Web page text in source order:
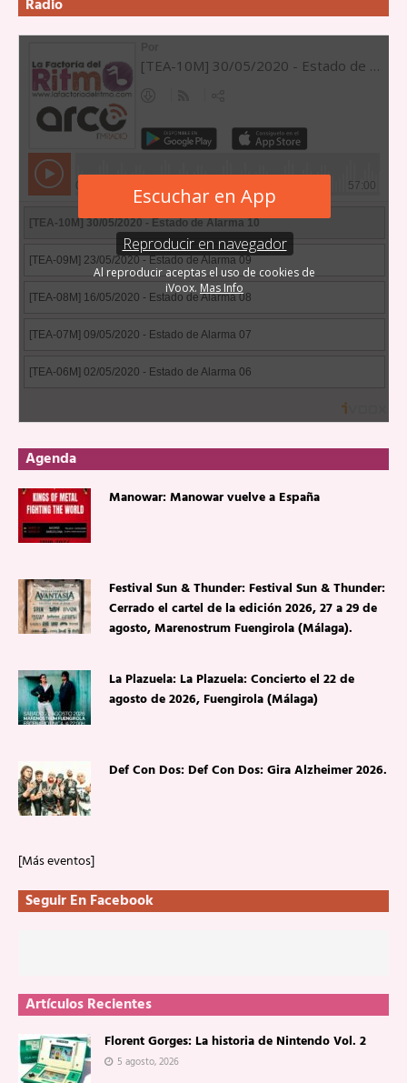
Radio
Agenda
Manowar: Manowar vuelve a España
Festival Sun & Thunder: Festival Sun & Thunder:
Cerrado el cartel de la edición 2026, 27 a 29 de
agosto, Marenostrum Fuengirola (Málaga).
La Plazuela: La Plazuela: Concierto el 22 de
agosto de 2026, Fuengirola (Málaga)
Def Con Dos: Def Con Dos: Gira Alzheimer 2026.
[Más eventos]
Seguir En Facebook
Artículos Recientes
Florent Gorges: La historia de Nintendo Vol. 2
5 agosto, 2026